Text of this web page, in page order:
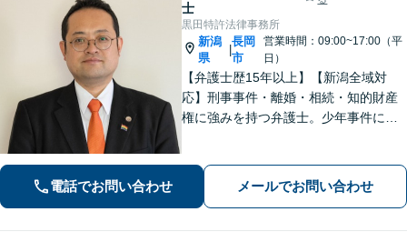
士
黒田特許法律事務所
新潟
県
|
長岡
市
営業時間：09:00~17:00（平
日）
【弁護士歴15年以上】【新潟全域対
応】刑事事件・離婚・相続・知的財産
権に強みを持つ弁護士。少年事件にも
みなさまのお力になれるよう問題解決
に努めますので、お気軽にご相談くだ
電話でお問い合わせ メールでお問い合わせ